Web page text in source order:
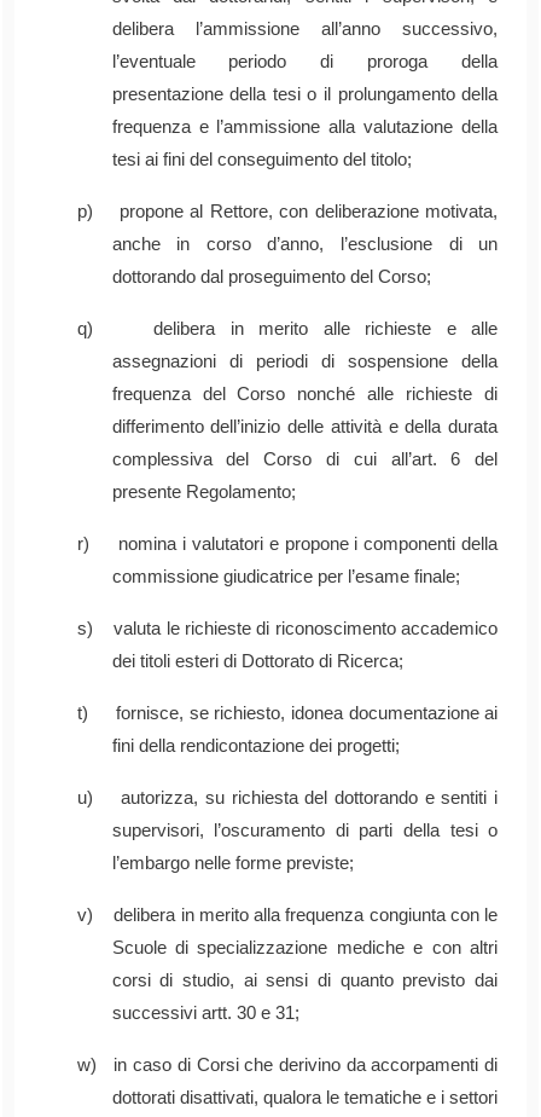
delibera l’ammissione all’anno successivo,
l’eventuale periodo di proroga della
presentazione della tesi o il prolungamento della
frequenza e l’ammissione alla valutazione della
tesi ai fini del conseguimento del titolo;
p) propone al Rettore, con deliberazione motivata,
anche in corso d’anno, l’esclusione di un
dottorando dal proseguimento del Corso;
q) delibera in merito alle richieste e alle
assegnazioni di periodi di sospensione della
frequenza del Corso nonché alle richieste di
differimento dell’inizio delle attività e della durata
complessiva del Corso di cui all’art. 6 del
presente Regolamento;
r) nomina i valutatori e propone i componenti della
commissione giudicatrice per l’esame finale;
s) valuta le richieste di riconoscimento accademico
dei titoli esteri di Dottorato di Ricerca;
t) fornisce, se richiesto, idonea documentazione ai
fini della rendicontazione dei progetti;
u) autorizza, su richiesta del dottorando e sentiti i
supervisori, l’oscuramento di parti della tesi o
l’embargo nelle forme previste;
v) delibera in merito alla frequenza congiunta con le
Scuole di specializzazione mediche e con altri
corsi di studio, ai sensi di quanto previsto dai
successivi artt. 30 e 31;
w) in caso di Corsi che derivino da accorpamenti di
dottorati disattivati, qualora le tematiche e i settori